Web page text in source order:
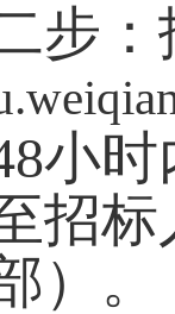
步：
小
招
）。